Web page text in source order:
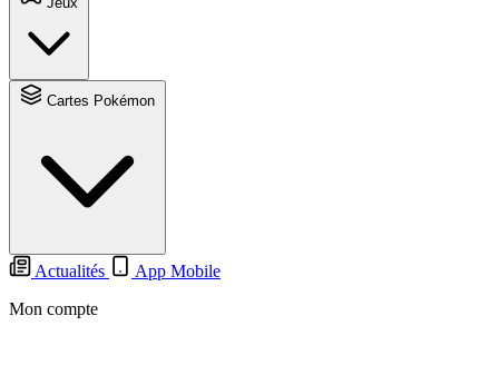
Actualités
App Mobile
Mon compte